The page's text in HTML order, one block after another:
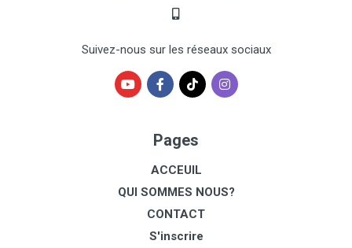
Suivez-nous sur les réseaux sociaux
Pages
ACCEUIL
QUI SOMMES NOUS?
CONTACT
S'inscrire